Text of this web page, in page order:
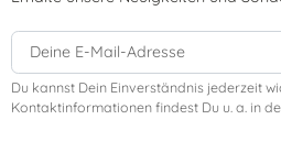
Du kannst Dein Einverständnis jederzeit
Kontaktinformationen findest Du u. a. in